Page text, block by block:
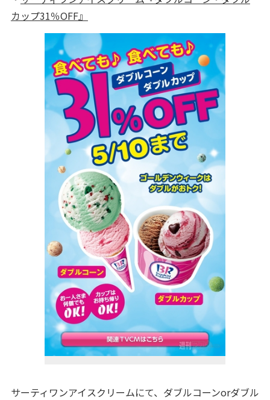
カップ31％OFF』
サーティワンアイスクリームにて、ダブルコーンorダブル